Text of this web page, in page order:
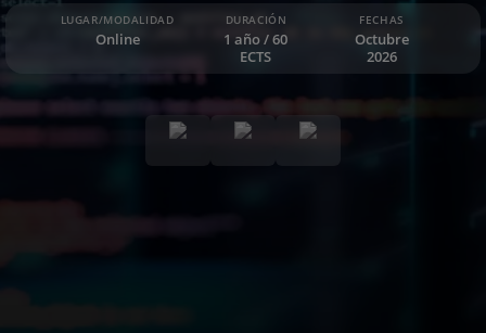
LUGAR/MODALIDAD
Online
DURACIÓN
1 año / 60
ECTS
FECHAS
Octubre
2026